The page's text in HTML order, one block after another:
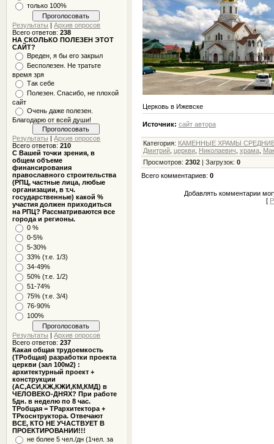
только 100%
Результаты |Архив опросов
Всего ответов:238
НА СКОЛЬКО ПОЛЕЗЕН ЭТОТ
САЙТ?
Вреден, я бы его закрыл
Бесполезен. Не тратьте
время зря
Так себе
Полезен. Спасибо, не плохой
сайт
Очень даже полезен.
Благодарю от всей души!
Результаты |Архив опросов
Всего ответов:210
С Вашей точки зрения, в
общем объеме
финансирования
православного строительства
(РПЦ, частные лица, любые
организации, в т.ч.
государственные) какой %
участия должен приходиться
на РПЦ? Рассматриваются все
города и регионы.
0 %
0-5%
5-30%
33% (т.е. 1/3)
34-49%
50% (т.е. 1/2)
51-74%
75% (т.е. 3/4)
76-90%
100%
Результаты |Архив опросов
Всего ответов:237
Какая общая трудоемкость
(ТРобщая) разработки проекта
церкви (зал 100м2) :
архитектурный проект +
конструкции
(АС,АСИ,КЖ,КЖИ,КМ,КМД) в
ЧЕЛОВЕКО-ДНЯХ? При работе
5дн. в неделю по 8 час.
ТРобщая = ТРархитектора +
ТРкоснтруктора. Отвечают
ВСЕ, КТО НЕ УЧАСТВУЕТ В
ПРОЕКТИРОВАНИИ!!!
не более 5 чел./дн (1чел. за
Церковь в Ижевске
Источник: сайт автора
Категория: КАМЕННЫЕ ХРАМЫ СРЕДНИЕ
Дмитрий, церкви, Николаевич храма,
Просмотров: 2302| Загрузок: 0
Всего комментариев: 0
Добавлять комментарии
[